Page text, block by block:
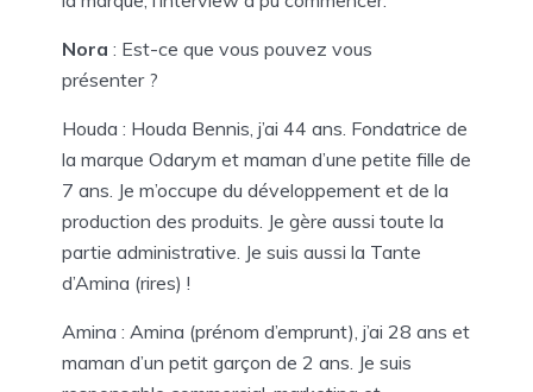
Nora : Est-ce que vous pouvez vous
présenter ?
Houda : Houda Bennis, j’ai 44 ans. Fondatrice de
la marque Odarym et maman d’une petite fille de
7 ans. Je m’occupe du développement et de la
production des produits. Je gère aussi toute la
partie administrative. Je suis aussi la Tante
d’Amina (rires) !
Amina : Amina (prénom d’emprunt), j’ai 28 ans et
maman d’un petit garçon de 2 ans. Je suis